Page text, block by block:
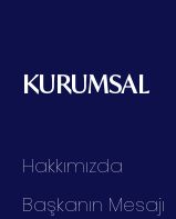
KURUMSAL
Hakkımızda
Başkanın Mesajı